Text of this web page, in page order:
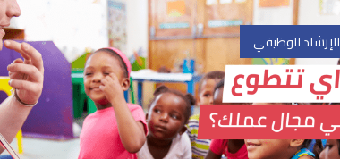
الإرشاد الوظيفي